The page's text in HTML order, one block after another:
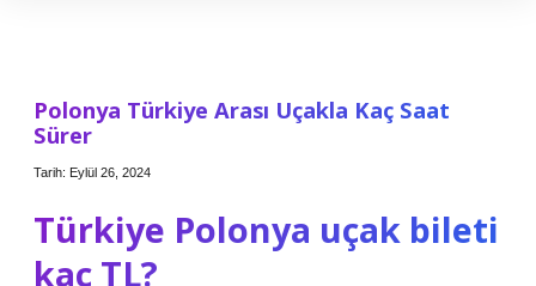
Polonya Türkiye Arası Uçakla Kaç Saat
Sürer
Tarih: Eylül 26, 2024
Türkiye Polonya uçak bileti
kaç TL?